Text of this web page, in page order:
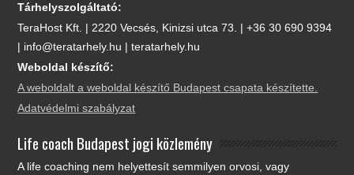
Tárhelyszolgáltató:
TeraHost Kft. | 2220 Vecsés, Kinizsi utca 73. | +36 30 690 9394
| info@teratarhely.hu | teratarhely.hu
Weboldal készítő:
A weboldalt a weboldal készítő Budapest csapata készítette.
Adatvédelmi szabályzat
Life coach Budapest jogi közlemény
A life coaching nem helyettesít semmilyen orvosi, vagy